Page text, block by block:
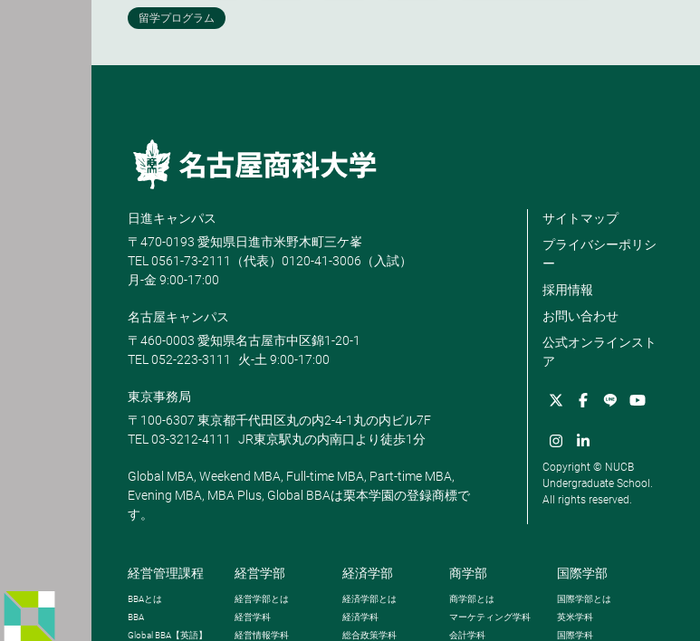
日進キャンパス
〒470-0193 愛知県日進市米野木町三ケ峯
TEL 0561-73-2111（代表）0120-41-3006（入試）
月-金 9:00-17:00
名古屋キャンパス
〒460-0003 愛知県名古屋市中区錦1-20-1
TEL 052-223-3111
火-土 9:00-17:00
東京事務局
〒100-6307 東京都千代田区丸の内2-4-1丸の内ビル7F
TEL 03-3212-4111
JR東京駅丸の内南口より徒歩1分
Global MBA, Weekend MBA, Full-time MBA, Part-time MBA,
Evening MBA, MBA Plus, Global BBAは栗本学園の登録商標で
す。
サイトマップ
プライバシーポリシ
ー
採用情報
お問い合わせ
公式オンラインスト
ア
Copyright © NUCB
Undergraduate School.
All rights reserved.
経営管理課程
BBAとは
BBA
Global BBA 【英語】
経営学部
経営学部とは
経営学科
経営情報学科
経済学部
経済学部とは
経済学科
総合政策学科
商学部
商学部とは
マーケティング学科
会計学科
国際学部
国際学部とは
英米学科
国際学科